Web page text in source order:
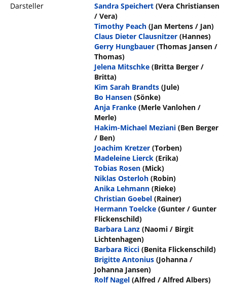
Darsteller
Sandra Speichert (Vera Christiansen
/ Vera)
Timothy Peach (Jan Mertens / Jan)
Claus Dieter Clausnitzer (Hannes)
Gerry Hungbauer (Thomas Jansen /
Thomas)
Jelena Mitschke (Britta Berger /
Britta)
Kim Sarah Brandts (Jule)
Bo Hansen (Sönke)
Anja Franke (Merle Vanlohen /
Merle)
Hakim-Michael Meziani (Ben Berger
/ Ben)
Joachim Kretzer (Torben)
Madeleine Lierck (Erika)
Tobias Rosen (Mick)
Niklas Osterloh (Robin)
Anika Lehmann (Rieke)
Christian Goebel (Rainer)
Hermann Toelcke (Gunter / Gunter
Flickenschild)
Barbara Lanz (Naomi / Birgit
Lichtenhagen)
Barbara Ricci (Benita Flickenschild)
Brigitte Antonius (Johanna /
Johanna Jansen)
Rolf Nagel (Alfred / Alfred Albers)